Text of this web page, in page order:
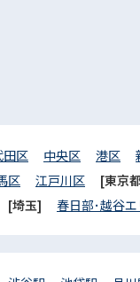
田区 中央区 港区
区 江戸川区 [東京
[埼玉] 春日部･越谷